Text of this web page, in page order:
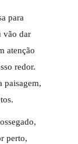
para
vão dar
atenção
redor.
paisagem,
perto,